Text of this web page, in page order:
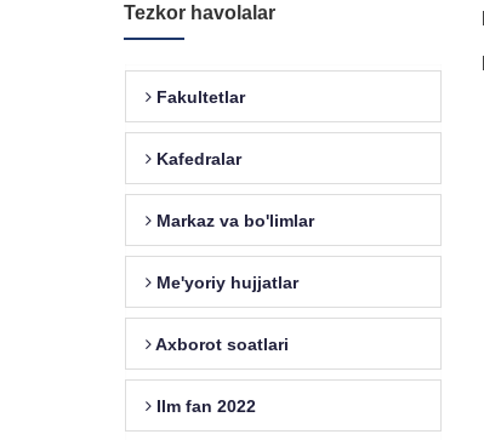
Tezkor havolalar
Fakultetlar
Kafedralar
Markaz va bo'limlar
Me'yoriy hujjatlar
Axborot soatlari
Ilm fan 2022